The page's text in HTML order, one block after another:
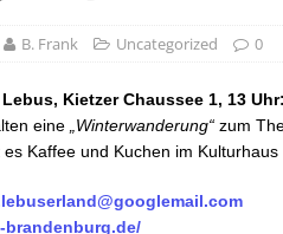
B. Frank Uncategorized 0
Kietzer Chaussee 1, 13 Uhr:
eine Winterwanderung“ zum
Kaffee und Kuchen im Kulturhaus
brandenburg.de/